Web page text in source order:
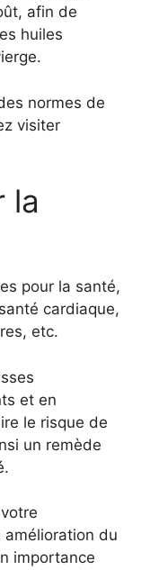
afin de
huiles
normes de
visiter
la
pour la santé,
cardiaque,
etc.
et en
le risque de
un remède
du
importance